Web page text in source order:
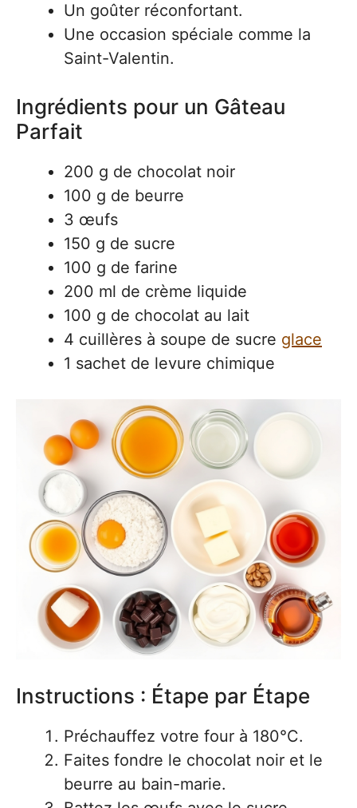
Un goûter réconfortant.
Une occasion spéciale comme la
Saint-Valentin.
Ingrédients pour un Gâteau
Parfait
200 g de chocolat noir
100 g de beurre
3 œufs
150 g de sucre
100 g de farine
200 ml de crème liquide
100 g de chocolat au lait
4 cuillères à soupe de sucre glace
1 sachet de levure chimique
Instructions : Étape par Étape
Préchauffez votre four à 180°C.
Faites fondre le chocolat noir et le
beurre au bain-marie.